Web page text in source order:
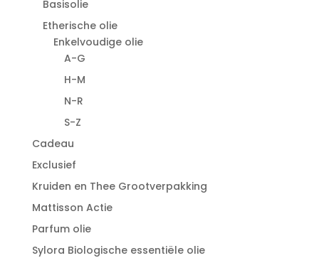
Basisolie
Etherische olie
Enkelvoudige olie
A-G
H-M
N-R
S-Z
Cadeau
Exclusief
Kruiden en Thee Grootverpakking
Mattisson Actie
Parfum olie
Sylora Biologische essentiële olie